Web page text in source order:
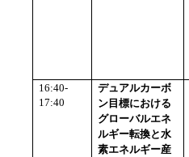
16:40-
17:40
デュアルカーボ
ン目標における
グローバルエネ
ルギー転換と水
素エネルギー産